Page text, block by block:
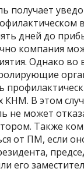
получает
дней до
компания
Однако во
КНМ. В этом
не может
Также
от ПМ, если
его